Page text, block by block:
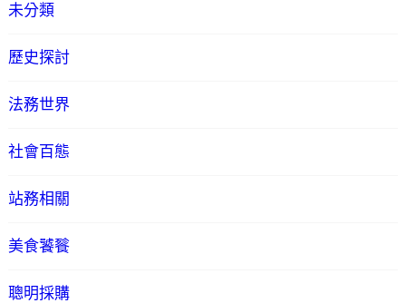
未分類
歷史探討
法務世界
社會百態
站務相關
美食饕餮
聰明採購